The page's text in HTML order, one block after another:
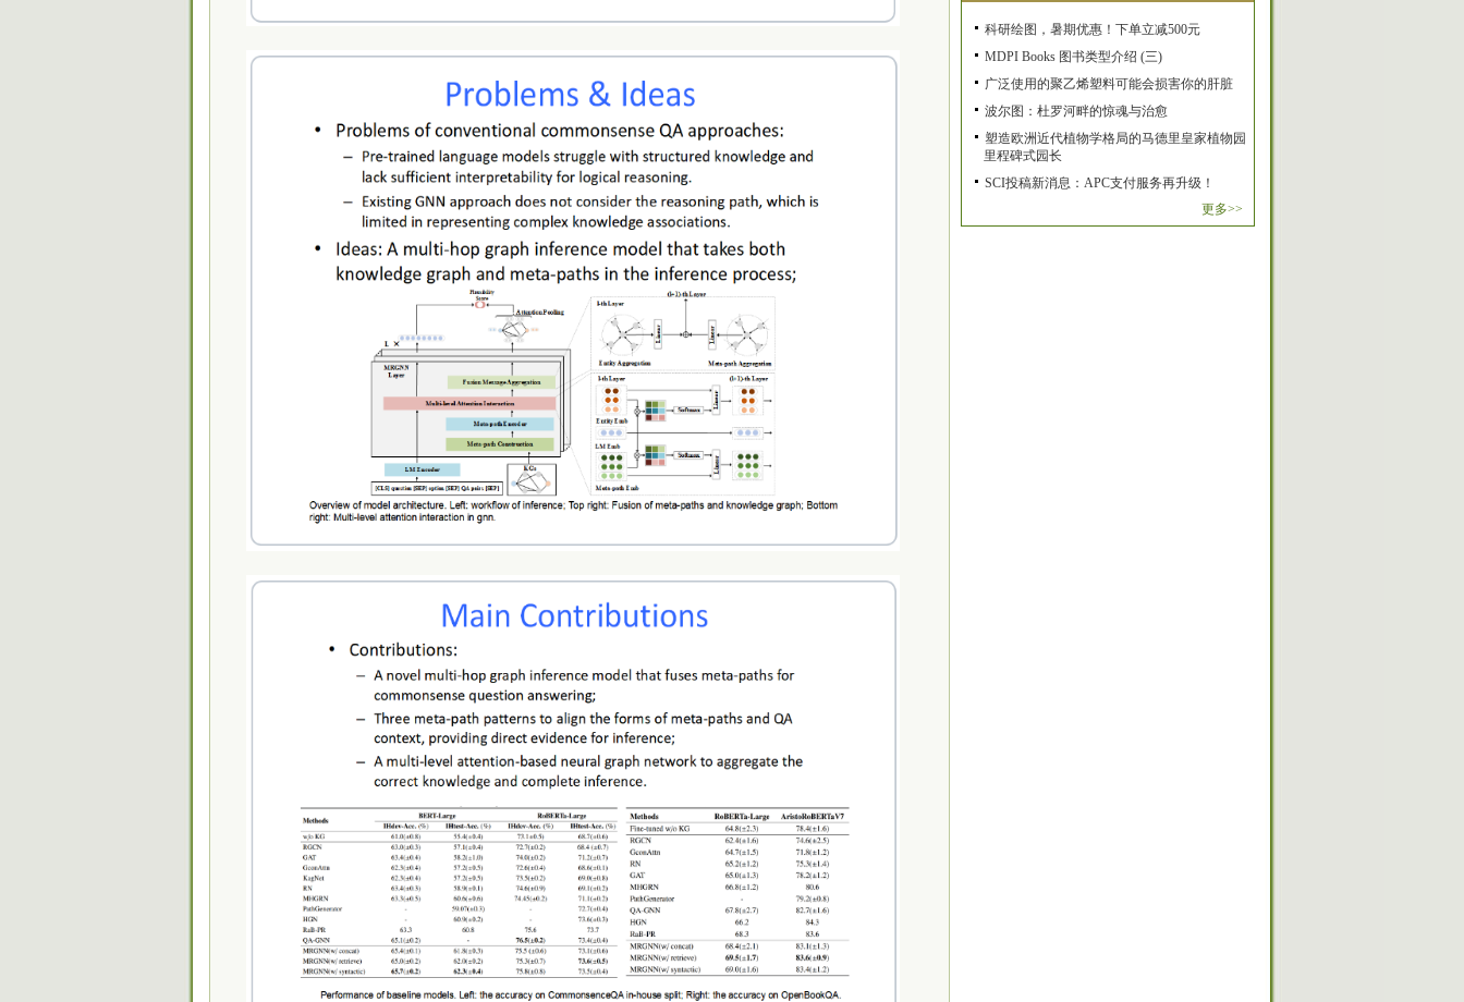
科研绘图，暑期优惠！下单立减500元
MDPI Books 图书类型介绍 (三)
广泛使用的聚乙烯塑料可能会损害你的肝脏
波尔图：杜罗河畔的惊魂与治愈
塑造欧洲近代植物学格局的马德里皇家植物园
里程碑式园长
SCI投稿新消息：APC支付服务再升级！
更多>>